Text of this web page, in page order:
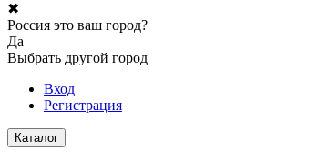
✖
Россия это ваш город?
Да
Выбрать другой город
Вход
Регистрация
Каталог